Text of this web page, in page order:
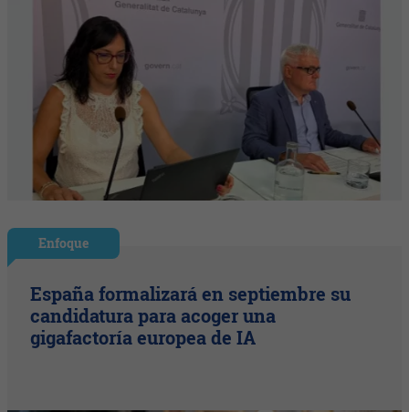
Enfoque
España formalizará en septiembre su
candidatura para acoger una
gigafactoría europea de IA